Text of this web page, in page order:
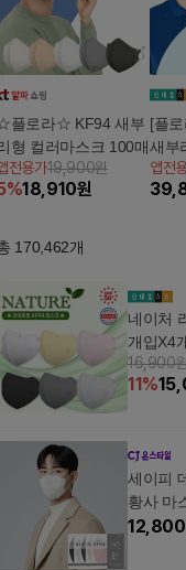
플로라☆ KF94 새부
형 컬러마스크 100매
전용가19,900원
%18,910원
[플
새부
200
앱전
170,462개
네이처
개입X4
16,900
11%
세이피
황사 마
12,800